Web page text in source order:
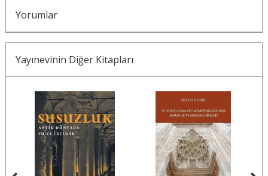
Yorumlar
Yayınevinin Diğer Kitapları